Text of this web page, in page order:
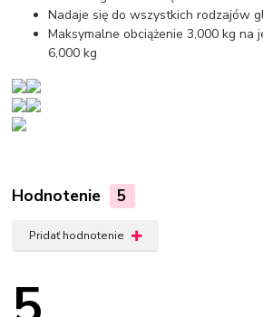
Nadaje się do wszystkich rodzajów
Maksymalne obciążenie 3,000 kg na
6,000 kg
Hodnotenie 5
Pridať hodnotenie